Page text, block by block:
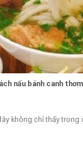
nấu bánh canh
không chỉ thấy trong